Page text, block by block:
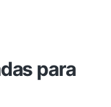
para